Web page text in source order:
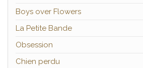
Boys over Flowers
La Petite Bande
Obsession
Chien perdu